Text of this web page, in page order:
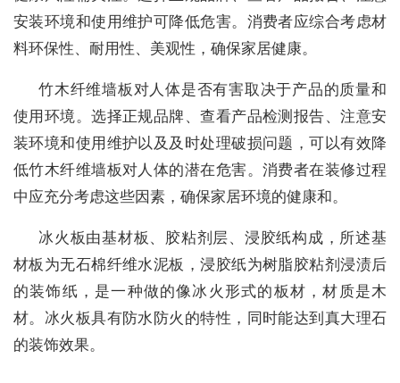
安装环境和使用维护可降低危害。消费者应综合考虑材
料环保性、耐用性、美观性，确保家居健康。
竹木纤维墙板对人体是否有害取决于产品的质量和
使用环境。选择正规品牌、查看产品检测报告、注意安
装环境和使用维护以及及时处理破损问题，可以有效降
低竹木纤维墙板对人体的潜在危害。消费者在装修过程
中应充分考虑这些因素，确保家居环境的健康和。
冰火板由基材板、胶粘剂层、浸胶纸构成，所述基
材板为无石棉纤维水泥板，浸胶纸为树脂胶粘剂浸渍后
的装饰纸，是一种做的像冰火形式的板材，材质是木
材。冰火板具有防水防火的特性，同时能达到真大理石
的装饰效果。